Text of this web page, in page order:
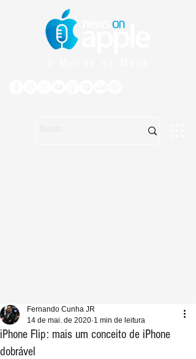
iPhone Flip: mais um conceito de iPhone
dobrável
Fernando Cunha JR
14 de mai. de 2020 1 min de leitura